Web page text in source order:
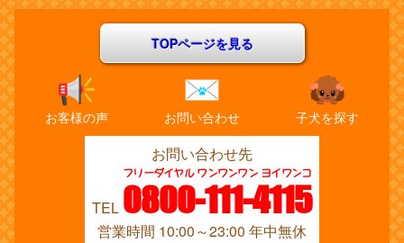
TOPページを見る
お客様の声 お問い合わせ 子犬を探す
お問い合わせ先
TEL 0800-111-4115
フリーダイヤル ワンワンワン ヨイワンコ
営業時間 10:00～23:00 年中無休